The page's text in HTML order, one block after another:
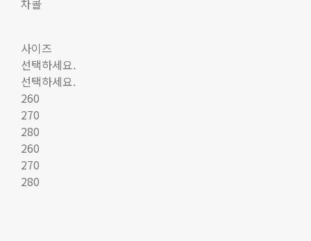
사이즈
선택하세요.
선택하세요.
260
270
280
260
270
280